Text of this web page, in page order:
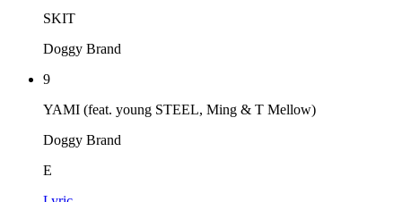
SKIT
Doggy Brand
9
YAMI (feat. young STEEL, Ming & T Mellow)
Doggy Brand
E